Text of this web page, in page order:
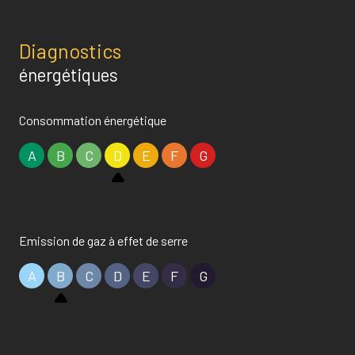
Diagnostics
énergétiques
Consommation énergétique
A B C D E F G
Emission de gaz à effet de serre
A B C D E F G